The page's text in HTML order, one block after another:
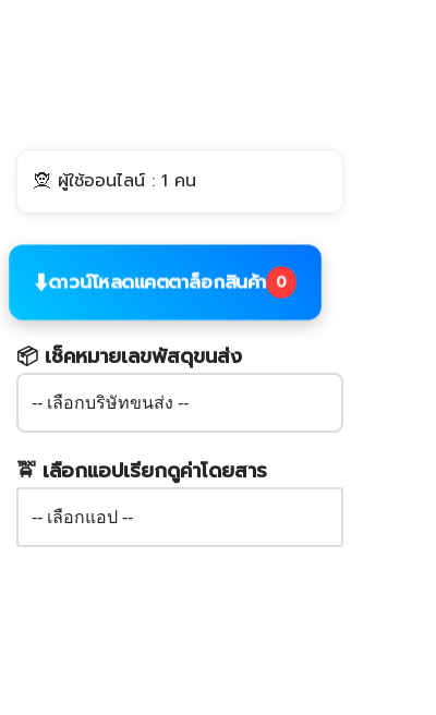
🧝 ผู้ใช้ออนไลน์ : 1 คน
⬇️ดาวน์โหลดแคตตาล็อกสินค้า 0
📦 เช็คหมายเลขพัสดุขนส่ง
🚖 เลือกแอปเรียกดูค่าโดยสาร